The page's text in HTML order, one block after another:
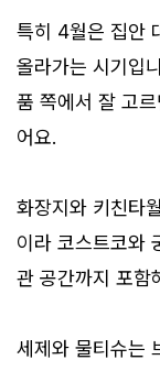
특히 4월은 집안
올라가는 시기입
품 쪽에서 잘 고
어요.
화장지와 키친타
이라 코스트코와
관 공간까지 포함
세제와 물티슈는